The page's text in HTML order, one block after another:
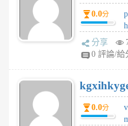
0.0分
h
6
月
分享
0 評論/給
0.0分
v